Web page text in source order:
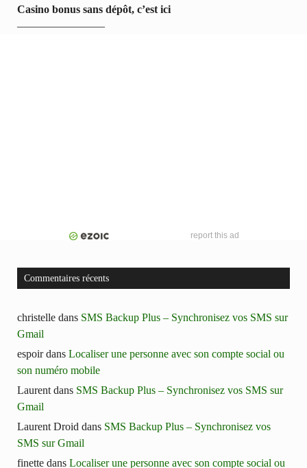
Casino bonus sans dépôt, c’est ici
————————
report this ad
Commentaires récents
christelle dans SMS Backup Plus – Synchronisez vos SMS sur
Gmail
espoirdans Localiser une personne avec son compte social ou
son numéro mobile
Laurent dans SMS Backup Plus – Synchronisez vos SMS sur
Gmail
Laurent Droid dans SMS Backup Plus – Synchronisez vos
SMS sur Gmail
finette dans Localiser une personne avec son compte social ou